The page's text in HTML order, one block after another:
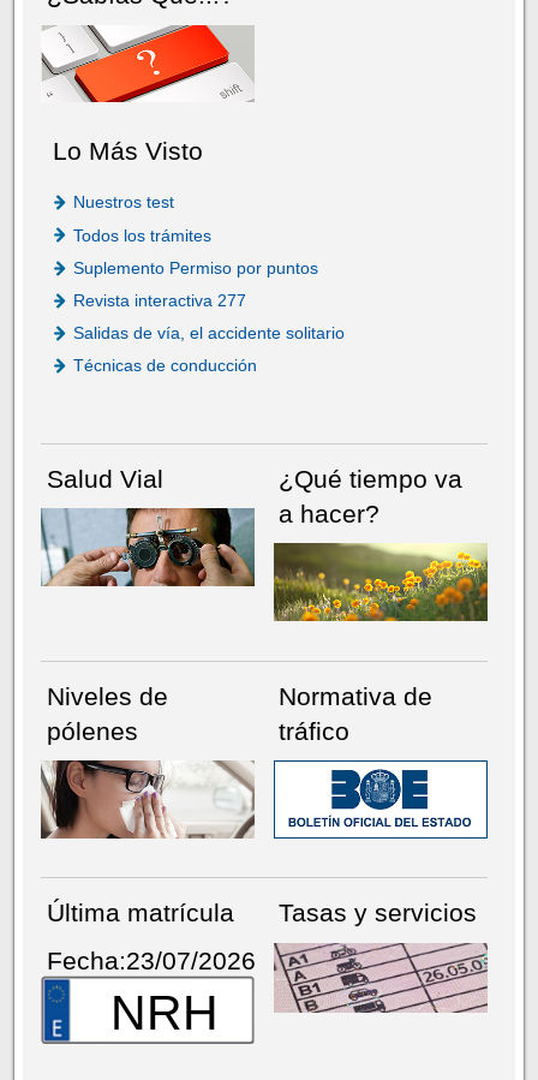
Lo Más Visto
Nuestros test
Todos los trámites
Suplemento Permiso por puntos
Revista interactiva 277
Salidas de vía, el accidente solitario
Técnicas de conducción
Salud Vial
¿Qué tiempo va
a hacer?
Niveles de
pólenes
Normativa de
tráfico
Última matrícula
Fecha:23/07/2026
NRH
Tasas y servicios